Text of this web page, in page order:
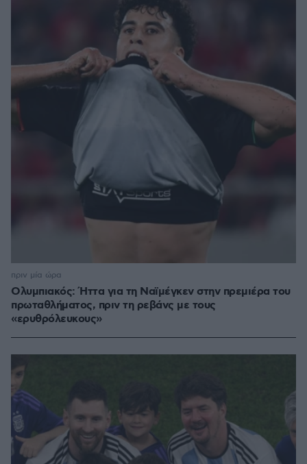
Ολυμπιακός: Ήττα για τη Ναϊμέγκεν στην πρεμιέρα του
πρωταθλήματος, πριν τη ρεβάνς με τους
«ερυθρόλευκους»
πριν μία ώρα